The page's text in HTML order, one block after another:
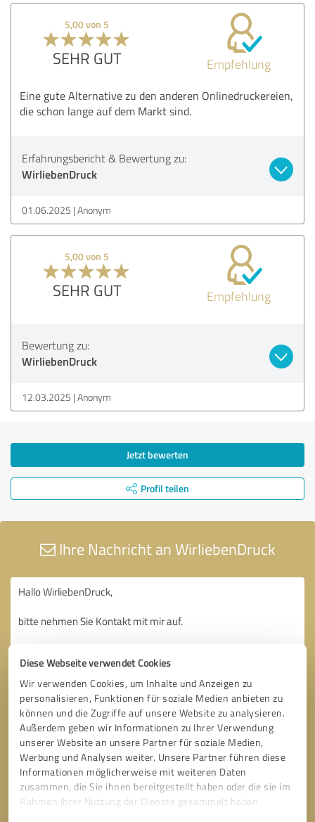
Diese Webseite verwendet Cookies
Wir verwenden Cookies, um Inhalte und Anzeigen zu
personalisieren, Funktionen für soziale Medien anbieten zu
können und die Zugriffe auf unsere Website zu analysieren.
Außerdem geben wir Informationen zu Ihrer Verwendung
unserer Website an unsere Partner für soziale Medien,
Werbung und Analysen weiter. Unsere Partner führen diese
Informationen möglicherweise mit weiteren Daten
zusammen, die Sie ihnen bereitgestellt haben oder die sie im
Rahmen Ihrer Nutzung der Dienste gesammelt haben.
Abwicklung
Lieferung
Bewertung anzeigen
5,00 von 5
SEHR GUT Empfehlung
Eine gute Alternative zu den anderen Onlinedruckereien,
die schon lange auf dem Markt sind.
Erfahrungsbericht & Bewertung zu:
WirliebenDruck
01.06.2025 Anonym
5,00 von 5
SEHR GUT Empfehlung
Bewertung zu:
WirliebenDruck
12.03.2025 Anonym
Jetzt bewerten
Profil teilen
Ihre Nachricht an WirliebenDruck